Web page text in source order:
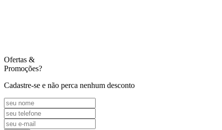
Ofertas &
Promoções?
Cadastre-se e não perca nenhum desconto